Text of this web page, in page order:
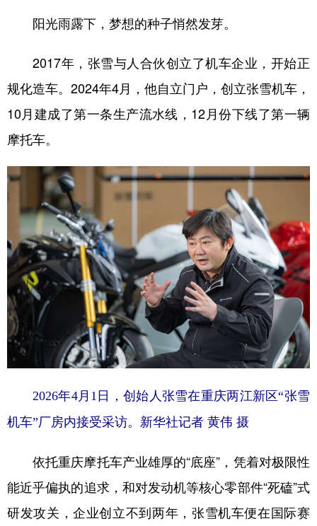
阳光雨露下，梦想的种子悄然发芽。
2017年，张雪与人合伙创立了机车企业，开始正
规化造车。2024年4月，他自立门户，创立张雪机车，
10月建成了第一条生产流水线，12月份下线了第一辆
摩托车。
2026年4月1日，创始人张雪在重庆两江新区“张雪
机车”厂房内接受采访。新华社记者 黄伟 摄
依托重庆摩托车产业雄厚的“底座”，凭着对极限性
能近乎偏执的追求，和对发动机等核心零部件“死磕”式
研发攻关，企业创立不到两年，张雪机车便在国际赛